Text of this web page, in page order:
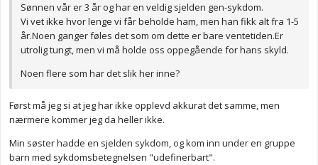
Sønnen vår er 3 år og har en veldig sjelden gen-sykdom.
Vi vet ikke hvor lenge vi får beholde ham, men han fikk alt fra 1-5
år.Noen ganger føles det som om dette er bare ventetiden.Er
utrolig tungt, men vi må holde oss oppegående for hans skyld.
Noen flere som har det slik her inne?
Først må jeg si at jeg har ikke opplevd akkurat det samme, men
nærmere kommer jeg da heller ikke.
Min søster hadde en sjelden sykdom, og kom inn under en gruppe
barn med sykdomsbetegnelsen "udefinerbart".